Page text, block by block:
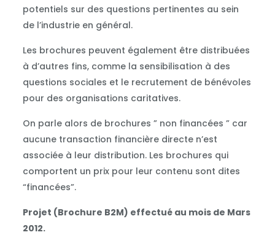
potentiels sur des questions pertinentes au sein
de l’industrie en général.
Les brochures peuvent également être distribuées
à d’autres fins, comme la sensibilisation à des
questions sociales et le recrutement de bénévoles
pour des organisations caritatives.
On parle alors de brochures ” non financées ” car
aucune transaction financière directe n’est
associée à leur distribution. Les brochures qui
comportent un prix pour leur contenu sont dites
“financées”.
Projet (Brochure B2M) effectué au mois de Mars
2012.